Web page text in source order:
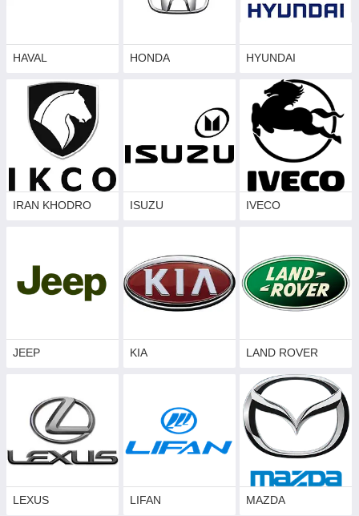
HAVAL HONDA HYUNDAI
IRAN KHODRO ISUZU IVECO
JEEP KIA LAND ROVER
LEXUS LIFAN MAZDA